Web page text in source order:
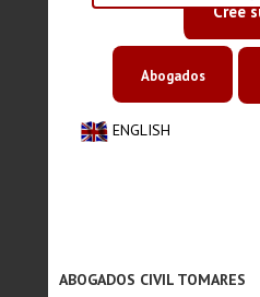
Cree
ENGLISH
Abogados
ABOGADOS CIVIL TOMARES